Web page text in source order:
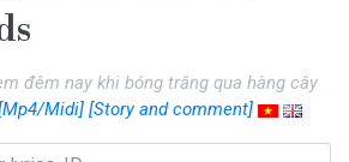
đêm nay khi bóng trăng qua hàng cây
Midi] [Story and comment]